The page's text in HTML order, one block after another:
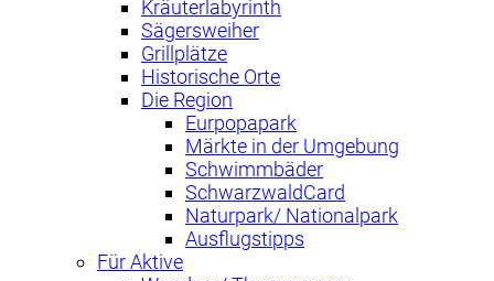
Kräuterlabyrinth
Sägersweiher
Grillplätze
Historische Orte
Die Region
Eurpopapark
Märkte in der Umgebung
Schwimmbäder
SchwarzwaldCard
Naturpark/ Nationalpark
Ausflugstipps
Für Aktive